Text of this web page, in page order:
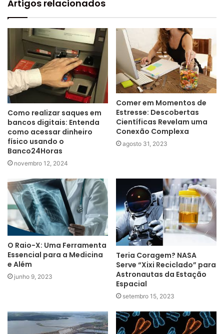
Artigos relacionados
Como realizar saques em
bancos digitais: Entenda
como acessar dinheiro
físico usando o
Banco24Horas
novembro 12, 2024
Comer em Momentos de
Estresse: Descobertas
Científicas Revelam uma
Conexão Complexa
agosto 31, 2023
O Raio-X: Uma Ferramenta
Essencial para a Medicina
e Além
junho 9, 2023
Teria Coragem? NASA
Serve “Xixi Reciclado” para
Astronautas da Estação
Espacial
setembro 15, 2023